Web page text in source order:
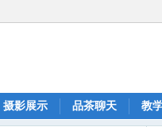
摄影展示 品茶聊天 教